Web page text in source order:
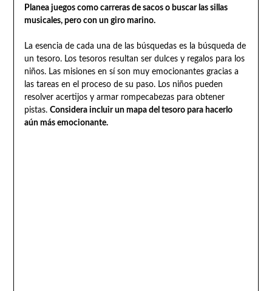
Planea juegos como carreras de sacos o buscar las sillas
musicales, pero con un giro marino.
La esencia de cada una de las búsquedas es la búsqueda de
un tesoro. Los tesoros resultan ser dulces y regalos para los
niños. Las misiones en sí son muy emocionantes gracias a
las tareas en el proceso de su paso. Los niños pueden
resolver acertijos y armar rompecabezas para obtener
pistas. Considera incluir un mapa del tesoro para hacerlo
aún más emocionante.